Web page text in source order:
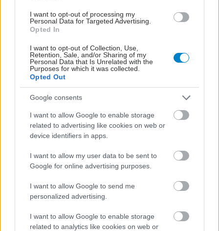
I want to opt-out of processing my
Personal Data for Targeted Advertising.
Opted In
I want to opt-out of Collection, Use,
Retention, Sale, and/or Sharing of my
Personal Data that Is Unrelated with the
Purposes for which it was collected.
Opted Out
Google consents
I want to allow Google to enable storage
related to advertising like cookies on web or
device identifiers in apps.
I want to allow my user data to be sent to
Google for online advertising purposes.
I want to allow Google to send me
personalized advertising.
I want to allow Google to enable storage
related to analytics like cookies on web or
ΜΠΕΙΤΕ ΣΤΗ ΣΥΖΗΤΗΣΗ
Loading...
ΣΗΜΕΡΑ ΣΤΟ IATRONET.GR